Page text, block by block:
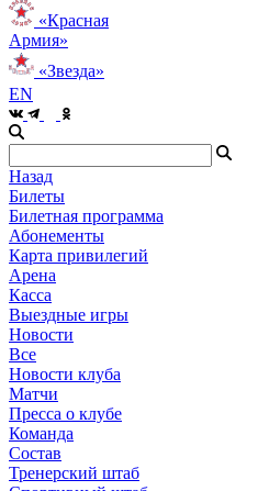
«Красная
Армия»
«Звезда»
EN
Назад
Билеты
Билетная программа
Абонементы
Карта привилегий
Арена
Касса
Выездные игры
Новости
Все
Новости клуба
Матчи
Пресса о клубе
Команда
Состав
Тренерский штаб